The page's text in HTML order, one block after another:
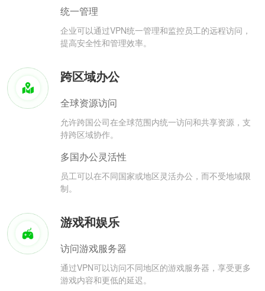
统一管理
企业可以通过VPN统一管理和监控员工的远程访问，
提高安全性和管理效率。
跨区域办公
全球资源访问
允许跨国公司在全球范围内统一访问和共享资源，支
持跨区域协作。
多国办公灵活性
员工可以在不同国家或地区灵活办公，而不受地域限
制。
游戏和娱乐
访问游戏服务器
通过VPN可以访问不同地区的游戏服务器，享受更多
游戏内容和更低的延迟。